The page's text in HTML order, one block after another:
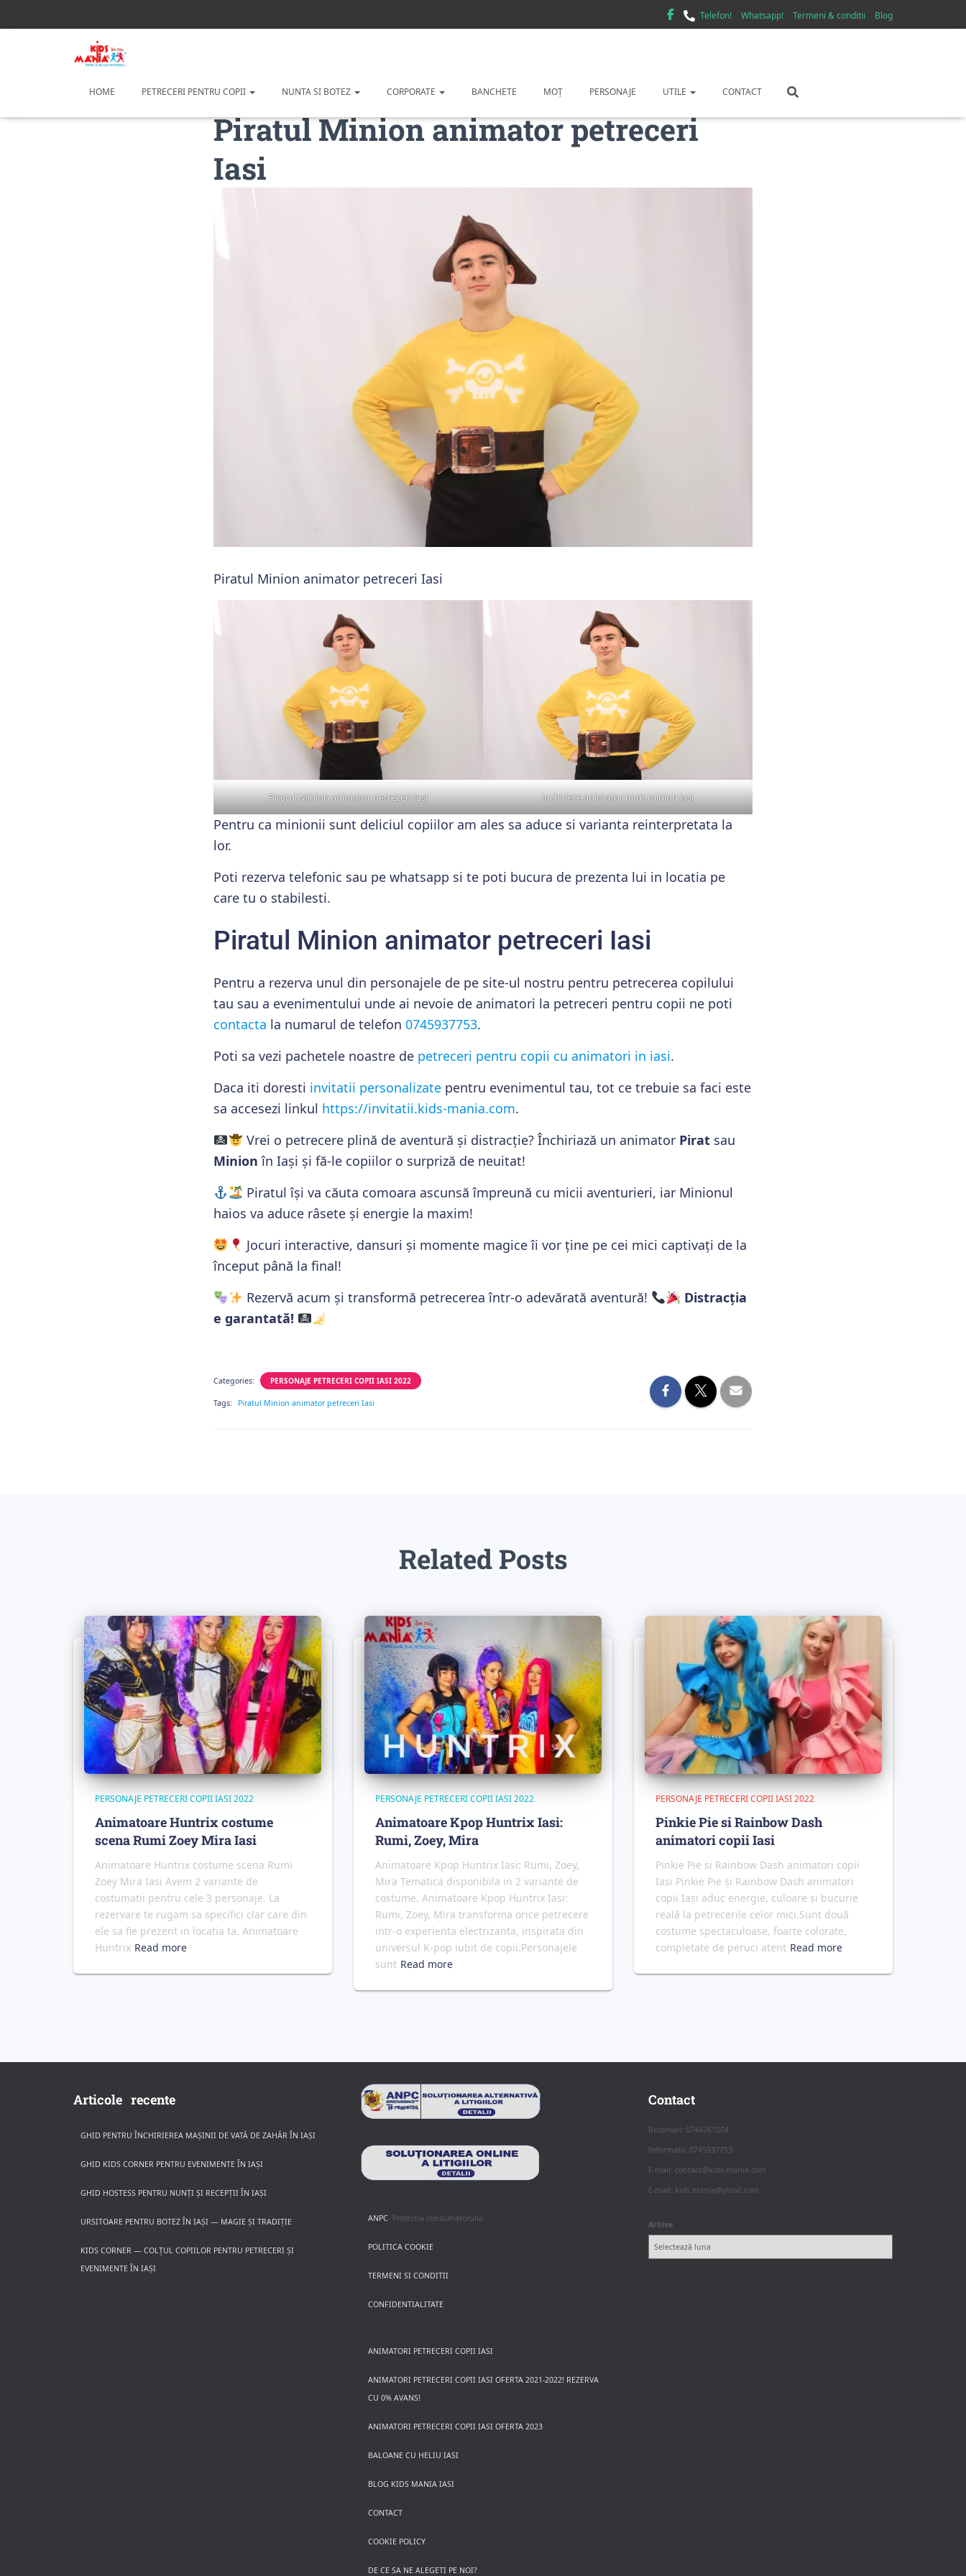
Telefon! Whatsapp! Termeni & conditii Blog
HOME PETRECERI PENTRU COPII NUNTA SI BOTEZ CORPORATE BANCHETE MOȚ PERSONAJE UTILE CONTACT
Piratul Minion animator petreceri
Iasi
Piratul Minion animator petreceri Iasi
Piratul Minion animator petreceri Iasi inchiriere animator pirat minion iasi
Pentru ca minionii sunt deliciul copiilor am ales sa aduce si varianta reinterpretata la
lor.
Poti rezerva telefonic sau pe whatsapp si te poti bucura de prezenta lui in locatia pe
care tu o stabilesti.
Piratul Minion animator petreceri Iasi
Pentru a rezerva unul din personajele de pe site-ul nostru pentru petrecerea copilului
tau sau a evenimentului unde ai nevoie de animatori la petreceri pentru copii ne poti
contacta la numarul de telefon 0745937753.
Poti sa vezi pachetele noastre de petreceri pentru copii cu animatori in iasi.
Daca iti doresti invitatii personalizate pentru evenimentul tau, tot ce trebuie sa faci este
sa accesezi linkul https://invitatii.kids-mania.com.
Vrei o petrecere plină de aventură și distracție? Închiriază un animator Pirat sau
Minion în Iași și fă-le copiilor o surpriză de neuitat!
Piratul își va căuta comoara ascunsă împreună cu micii aventurieri, iar Minionul
haios va aduce râsete și energie la maxim!
Jocuri interactive, dansuri și momente magice îi vor ține pe cei mici captivați de la
început până la final!
Rezervă acum și transformă petrecerea într-o adevărată aventură!
Distracția
e garantată!
Categories: PERSONAJE PETRECERI COPII IASI 2022
Tags: Piratul Minion animator petreceri Iasi
Related Posts
PERSONAJE PETRECERI COPII IASI 2022
Animatoare Huntrix costume
scena Rumi Zoey Mira Iasi
Animatoare Huntrix costume scena Rumi
Zoey Mira Iasi Avem 2 variante de
costumatii pentru cele 3 personaje. La
rezervare te rugam sa specifici clar care din
ele sa fie prezent in locatia ta. Animatoare
Huntrix Read more
PERSONAJE PETRECERI COPII IASI 2022
Animatoare Kpop Huntrix Iasi:
Rumi, Zoey, Mira
Animatoare Kpop Huntrix Iasi: Rumi, Zoey,
Mira Tematica disponibila in 2 variante de
costume. Animatoare Kpop Huntrix Iasi:
Rumi, Zoey, Mira transforma orice petrecere
intr-o experienta electrizanta, inspirata din
universul K-pop iubit de copii.Personajele
sunt Read more
PERSONAJE PETRECERI COPII IASI 2022
Pinkie Pie si Rainbow Dash
animatori copii Iasi
Pinkie Pie si Rainbow Dash animatori copii
Iasi Pinkie Pie și Rainbow Dash animatori
copii Iași aduc energie, culoare și bucurie
reală la petrecerile celor mici.Sunt două
costume spectaculoase, foarte colorate,
completate de peruci atent Read more
Articole recente
GHID PENTRU ÎNCHIRIEREA MAȘINII DE VATĂ DE ZAHĂR ÎN IAȘI
GHID KIDS CORNER PENTRU EVENIMENTE ÎN IAȘI
GHID HOSTESS PENTRU NUNȚI ȘI RECEPȚII ÎN IAȘI
URSITOARE PENTRU BOTEZ ÎN IAȘI — MAGIE ȘI TRADIȚIE
KIDS CORNER — COLȚUL COPIILOR PENTRU PETRECERI ȘI
EVENIMENTE ÎN IAȘI
ANPC- Protectia consumatorului
POLITICA COOKIE
TERMENI SI CONDITII
CONFIDENTIALITATE
ANIMATORI PETRECERI COPII IASI
ANIMATORI PETRECERI COPII IASI OFERTA 2021-2022! REZERVA
CU 0% AVANS!
ANIMATORI PETRECERI COPII IASI OFERTA 2023
BALOANE CU HELIU IASI
BLOG KIDS MANIA IASI
CONTACT
COOKIE POLICY
DE CE SA NE ALEGETI PE NOI?
Contact
Rezervari: 0744261004
Informatii: 0745937753
E-mail: contact@kids-mania.com
E-mail: kids.mania@ymail.com
Arhive